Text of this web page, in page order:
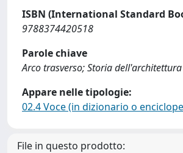
ISBN (International Standard
9788374420518
Parole chiave
Arco trasverso; Storia dell'architettura
Appare nelle tipologie:
02.4 Voce (in dizionario o
File in questo prodotto: